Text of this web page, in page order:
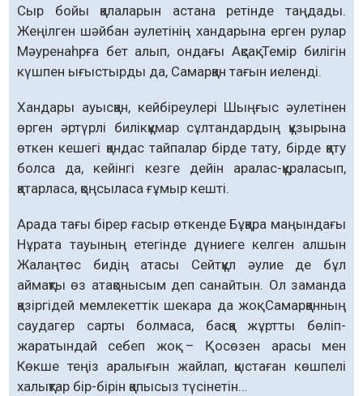
Сыр бойы қалаларын астана ретінде таңдады.
Жеңілген шәйбан әулетінің хандарына ерген рулар
Мәуренаһрға бет алып, ондағы Ақсақ Темір билігін
күшпен ығыстырды да, Самарқан тағын иеленді.
Хандары ауысқан, кейбіреулері Шыңғыс әулетінен
өрген әртүрлі билікқұмар сұлтандардың құзырына
өткен кешегі қандас тайпалар бірде тату, бірде қату
болса да, кейінгі кезге дейін аралас-құраласып,
қатарласа, қоңсыласа ғұмыр кешті.
Арада тағы бірер ғасыр өткенде Бұқара маңындағы
Нұрата тауының етегінде дүниеге келген алшын
Жалаңтөс бидің атасы Сейтқұл әулие де бұл
аймақты өз атақонысым деп санайтын. Ол заманда
қазіргідей мемлекеттік шекара да жоқ. Самарқанның
саудагер сарты болмаса, басқа жұртты бөліп-
жаратындай себеп жоқ – Қосөзен арасы мен
Көкше теңіз аралығын жайлап, қыстаған көшпелі
халықтар бір-бірін қапысыз түсінетін…